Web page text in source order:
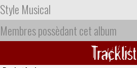
Style Musical
Membres possèdant cet album
Tracklist